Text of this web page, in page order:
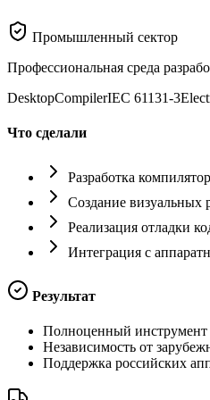
Промышленный сектор
Профессиональная среда
DesktopCompilerIEC 61131-3
Что сделали
Разработка
Создание визуальных
Реализация отладки
Интеграция с
Результат
Полноценный
Независимость от
Поддержка российских